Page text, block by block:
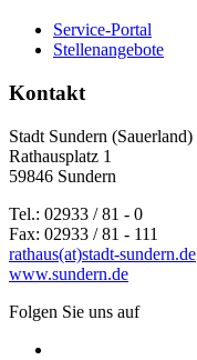
Service-Portal
Stellenangebote
Kontakt
Stadt Sundern (Sauerland)
Rathausplatz 1
59846 Sundern
Tel.: 02933 / 81 - 0
Fax: 02933 / 81 - 111
rathaus(at)stadt-sundern.de
www.sundern.de
Folgen Sie uns auf